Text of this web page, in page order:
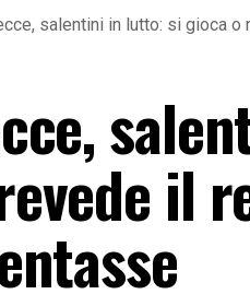
salentini in lutto: si gioca
il